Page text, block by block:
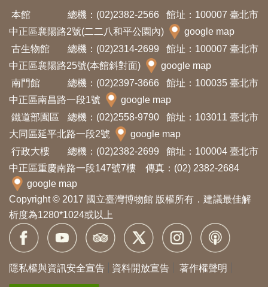
本館 總機：(02)2382-2566
館址：100007 臺北市
中正區襄陽路2號(二二八和平公園內)
google map
古生物館
總機：(02)2314-2699
館址：100007 臺北市
中正區襄陽路25號(本館斜對面)
google map
南門館
總機：(02)2397-3666
館址：100035 臺北市
中正區南昌路一段1號
google map
鐵道部園區
總機：(02)2558-9790
館址：103011 臺北市
大同區延平北路一段2號
google map
行政大樓
總機：(02)2382-2699
館址：100004 臺北市
中正區重慶南路一段147號7樓 傳真：(02) 2382-2684
google map
Copyright © 2017 國立臺灣博物館 版權所有．建議最佳解
析度為1280*1024或以上
隱私權與資訊安全宣告 資料開放宣告 著作權聲明